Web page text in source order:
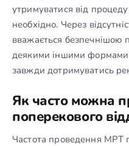
утримуватися від
необхідно. Через
вважається безпечнішою
деякими іншими формами
завжди дотримуватись
Як часто можна
поперекового
Частота проведення МРТ